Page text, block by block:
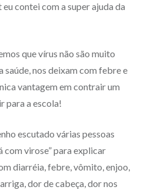
contei com a super ajuda da
que vírus não são muito
saúde, nos deixam com febre e
vantagem em contrair um
para a escola!
escutado várias pessoas
com virose” para explicar
diarréia, febre, vômito, enjoo,
dor de cabeça, dor nos